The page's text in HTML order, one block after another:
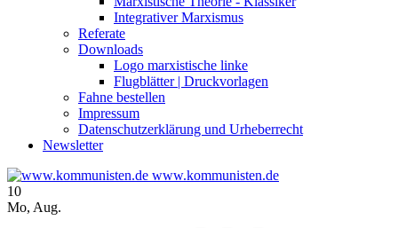
Integrativer Marxismus
Referate
Downloads
Logo marxistische linke
Flugblätter | Druckvorlagen
Fahne bestellen
Impressum
Datenschutzerklärung und Urheberrecht
Newsletter
www.kommunisten.de
10
Mo, Aug.